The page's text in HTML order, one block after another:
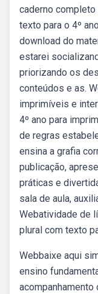
caderno
texto para o 4º
download do
estarei
priorizando os
conteúdos e as.
imprimíveis e
4º ano para
de regras
ensina a grafia
publicação,
práticas e
sala de aula,
Webatividade de
plural com texto
Webbaixe aqui
ensino